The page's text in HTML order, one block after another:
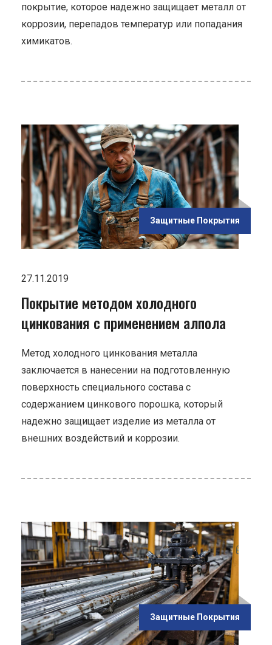
покрытие, которое надежно защищает металл от
коррозии, перепадов температур или попадания
химикатов.
Защитные Покрытия
27.11.2019
Покрытие методом холодного
цинкования с применением алпола
Метод холодного цинкования металла
заключается в нанесении на подготовленную
поверхность специального состава с
содержанием цинкового порошка, который
надежно защищает изделие из металла от
внешних воздействий и коррозии.
Защитные Покрытия